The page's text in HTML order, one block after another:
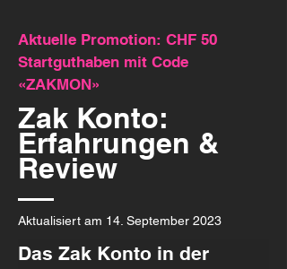
Aktuelle Promotion: CHF 50
Startguthaben mit Code
«ZAKMON»
Zak Konto:
Erfahrungen &
Review
Aktualisiert am 14. September 2023
Das Zak Konto in der